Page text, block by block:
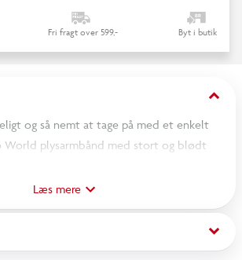
Fri fragt over 599,- Byt i butik
keyboard_arrow_down
og så nemt at tage på med et enkelt
World plysarmbånd med stort og blødt
Ceratosaurus (brun).
og en bestemt variant kan ikke
Læs mere
keyboard_arrow_down